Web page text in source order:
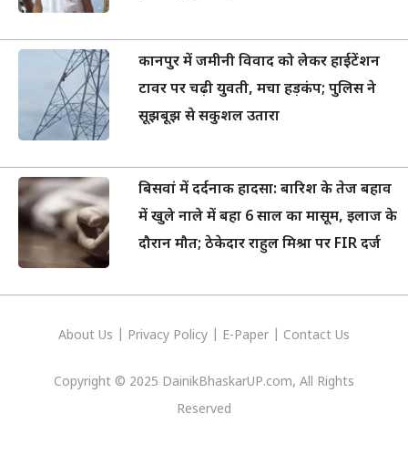
कानपुर में जमीनी विवाद को लेकर हाईटेंशन
टावर पर चढ़ी युवती, मचा हड़कंप; पुलिस ने
सूझबूझ से सकुशल उतारा
बिसवां में दर्दनाक हादसा: बारिश के तेज बहाव
में खुले नाले में बहा 6 साल का मासूम, इलाज के
दौरान मौत; ठेकेदार राहुल मिश्रा पर FIR दर्ज
About Us Privacy Policy E-Paper Contact Us
Copyright © 2025 DainikBhaskarUP.com, All Rights
Reserved